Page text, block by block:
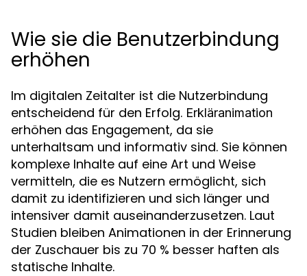
Wie sie die Benutzerbindung
erhöhen
Im digitalen Zeitalter ist die Nutzerbindung
entscheidend für den Erfolg. Erkläranimation
erhöhen das Engagement, da sie
unterhaltsam und informativ sind. Sie können
komplexe Inhalte auf eine Art und Weise
vermitteln, die es Nutzern ermöglicht, sich
damit zu identifizieren und sich länger und
intensiver damit auseinanderzusetzen. Laut
Studien bleiben Animationen in der Erinnerung
der Zuschauer bis zu 70 % besser haften als
statische Inhalte.